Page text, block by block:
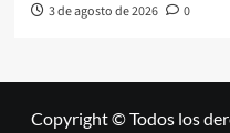
3 de agosto de 2026 0
Copyright © Todos los